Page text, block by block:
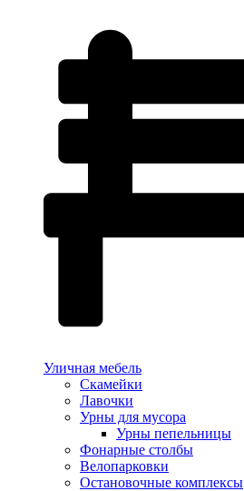
Уличная мебель
Скамейки
Лавочки
Урны для мусора
Урны пепельницы
Фонарные столбы
Велопарковки
Остановочные комплексы